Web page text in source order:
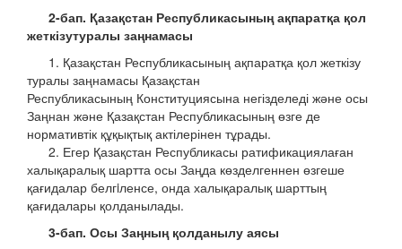
2-бап. Қазақстан Республикасының ақпаратқа қол
жеткізутуралы заңнамасы
1. Қазақстан Республикасының ақпаратқа қол жеткізу
туралы заңнамасы Қазақстан
Республикасының Конституциясына негізделеді және осы
Заңнан және Қазақстан Республикасының өзге де
нормативтік құқықтық актілерінен тұрады.
2. Егер Қазақстан Республикасы ратификациялаған
халықаралық шартта осы Заңда көзделгеннен өзгеше
қағидалар белгiленсе, онда халықаралық шарттың
қағидалары қолданылады.
3-бап. Осы Заңның қолданылу аясы